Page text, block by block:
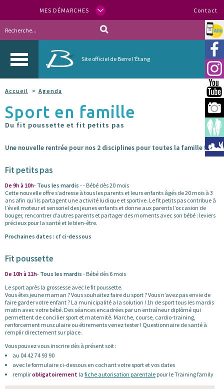
MES DÉMARCHES Contact
Site officiel de Berre l'Étang
Allo
Accueil Agenda
Sport en famille
Du fit poussette et fit petits pas
Une nouvelle rentrée pour nos 2 disciplines pour toutes la famille !
Fit petits pas
De 9h à 10h- Tous les mardis - - Bébé dès 20 mois
Cette nouvelle offre s’adresse à tous les parents et leurs enfants âgés de 20 mois à 3
ans afin qu’ils partagent une activité ludique et sportive. Le fit petits pas contribue à
l’éveil moteur et sensoriel des jeunes enfants et donne aux parents l’occasion de
bouger, rencontrer d’autres parents et partager des moments avec son bébé : leviers
précieux pour la santé et le bien-être.
Prochaines dates : cf ci-dessous
Fit poussette
De 10h à 11h- Tous les mardis - Bébé dès 6 mois
Le sport après la grossesse avec le fit poussette.
Vous êtes jeune maman ? Vous souhaitez faire du sport ? Vous n’avez pas envie de
faire garder votre enfant ? La municipalité a la solution ! 1h de sport tous les mardis
matin avec votre bébé. Des séances encadrées par un entraîneur diplômé qui
permettent de concilier sport et maternité. Marche, course, cardio-training,
renforcement musculaire ou étirements venez tester ! Questionnaire de santé à
remplir directement sur place.
Vous pouvez vous inscrire dès à présent soit :
au 04 42 74 93 90
avec le formulaire ci-dessous en cochant votre sport et vos dates
remplirobligatoirement la fiche autorisation parentale pour le Training family